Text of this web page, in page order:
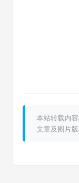
本站转载内
文章及图片